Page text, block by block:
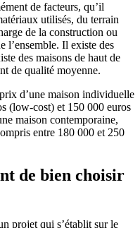
de facteurs, qu’il
utilisés, du terrain
de la construction ou
l’ensemble. Il existe des
des maisons de haut de
de qualité moyenne.
d’une maison individuelle
(low-cost) et 150 000 euros
maison contemporaine,
entre 180 000 et 250
de bien choisir
projet qui s’établit sur le